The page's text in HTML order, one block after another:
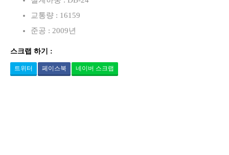
교통량 : 16159
준공 : 2009년
스크랩 하기 :
트위터 페이스북 네이버 스크랩